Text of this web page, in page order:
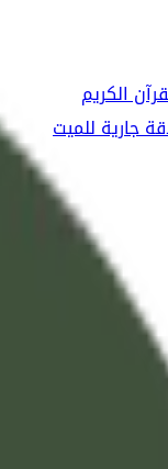
الكريم
جارية للميت